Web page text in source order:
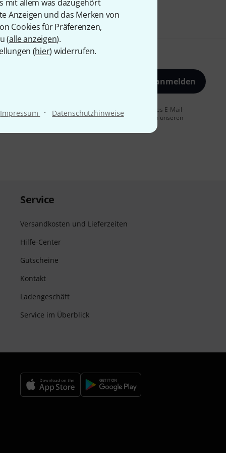
mit allem was dazugehört
Anzeigen und das Merken von
Cookies für Präferenzen,
(alle anzeigen).
(hier) widerrufen.
Impressum · Datenschutzhinweise
Jetzt anmelden
dem Erhalt von E-Mail-Werbung und einer Messung des E-Mail-
jederzeit möglich. Weitere Informationen finden Sie in unseren
Service
Versandkosten und Lieferzeiten
Hilfe-Center
Gutscheine
Kontakt
Ladengeschäft
Service im Überblick